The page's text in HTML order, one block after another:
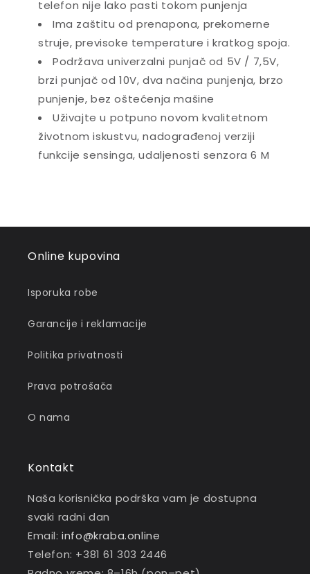
telefon nije lako pasti tokom punjenja
Ima zaštitu od prenapona, prekomerne
struje, previsoke temperature i kratkog spoja.
Podržava univerzalni punjač od 5V / 7,5V,
brzi punjač od 10V, dva načina punjenja, brzo
punjenje, bez oštećenja mašine
Uživajte u potpuno novom kvalitetnom
životnom iskustvu, nadograđenoj verziji
funkcije sensinga, udaljenosti senzora 6 M
Online kupovina
Isporuka robe
Garancije i reklamacije
Politika privatnosti
Prava potrošača
O nama
Kontakt
Naša korisnička podrška vam je dostupna
svaki radni dan
Email:info@kraba.online
Telefon: +381 61 303 2446